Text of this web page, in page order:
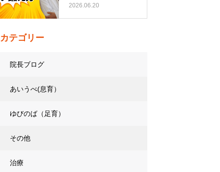
トレーニング…
2026.06.20
カテゴリー
院長ブログ
あいうべ(息育）
ゆびのば（足育）
その他
治療